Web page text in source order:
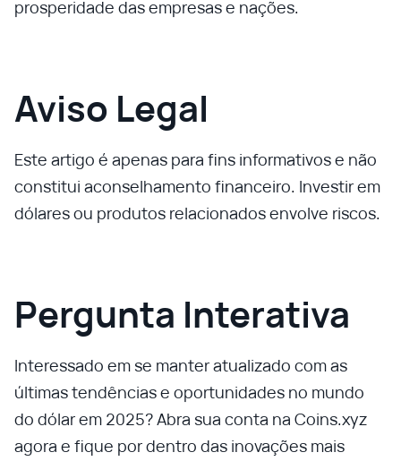
prosperidade das empresas e nações.
Aviso Legal
Este artigo é apenas para fins informativos e não
constitui aconselhamento financeiro. Investir em
dólares ou produtos relacionados envolve riscos.
Pergunta Interativa
Interessado em se manter atualizado com as
últimas tendências e oportunidades no mundo
do dólar em 2025? Abra sua conta na Coins.xyz
agora e fique por dentro das inovações mais